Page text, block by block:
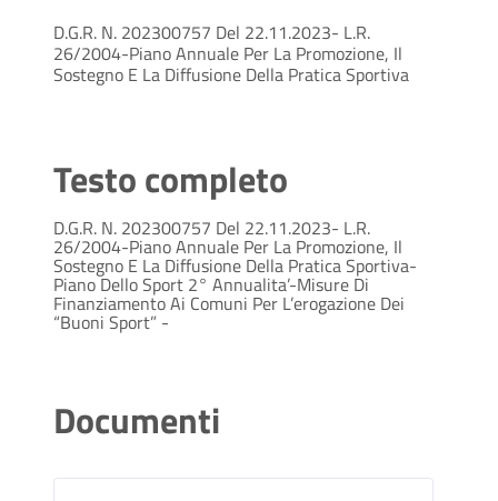
D.G.R. N. 202300757 Del 22.11.2023- L.R.
26/2004-Piano Annuale Per La Promozione, Il
Sostegno E La Diffusione Della Pratica Sportiva
Testo completo
D.G.R. N. 202300757 Del 22.11.2023- L.R.
26/2004-Piano Annuale Per La Promozione, Il
Sostegno E La Diffusione Della Pratica Sportiva-
Piano Dello Sport 2° Annualita’-Misure Di
Finanziamento Ai Comuni Per L’erogazione Dei
“Buoni Sport” -
Documenti